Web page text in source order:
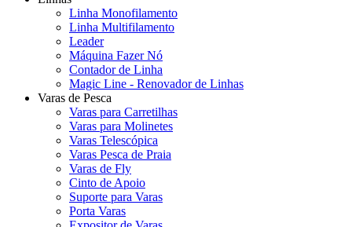
Linha Monofilamento
Linha Multifilamento
Leader
Máquina Fazer Nó
Contador de Linha
Magic Line - Renovador de Linhas
Varas de Pesca
Varas para Carretilhas
Varas para Molinetes
Varas Telescópica
Varas Pesca de Praia
Varas de Fly
Cinto de Apoio
Suporte para Varas
Porta Varas